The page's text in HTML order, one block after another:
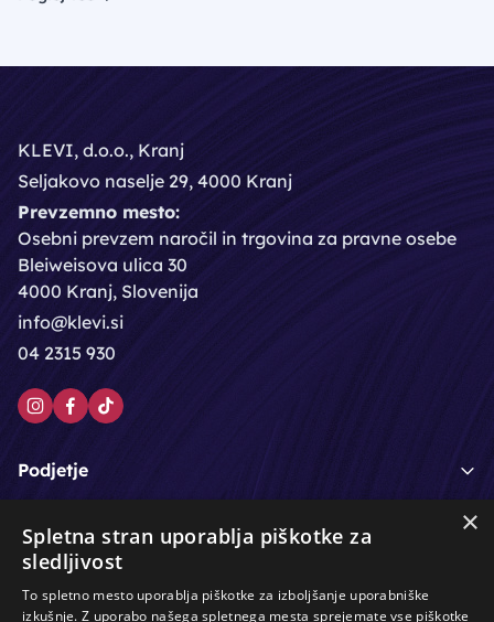
KLEVI, d.o.o., Kranj
Seljakovo naselje 29, 4000 Kranj
Prevzemno mesto:
Osebni prevzem naročil in trgovina za pravne osebe
Bleiweisova ulica 30
4000 Kranj, Slovenija
info@klevi.si
04 2315 930
Podjetje
Moj račun
Podpora strankam
×
Spletna stran uporablja piškotke za
sledljivost
To spletno mesto uporablja piškotke za izboljšanje uporabniške
izkušnje. Z uporabo našega spletnega mesta sprejemate vse piškotke